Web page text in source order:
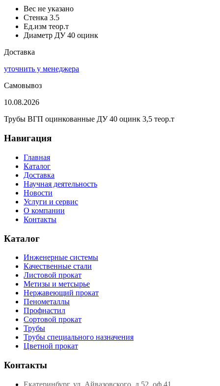
Вес не указано
Стенка 3.5
Ед.изм теор.т
Диаметр ДУ 40 оцинк
Доставка
уточнить у менеджера
Самовывоз
10.08.2026
Трубы ВГП оцинкованные ДУ 40 оцинк 3,5 теор.т
Навигация
Главная
Каталог
Доставка
Научная деятельность
Новости
Услуги и сервис
О компании
Контакты
Каталог
Инженерные системы
Качественные стали
Листовой прокат
Метизы и метсырье
Нержавеющий прокат
Пенометаллы
Профнастил
Сортовой прокат
Трубы
Трубы специального назначения
Цветной прокат
Контакты
Екатеринбург, ул. Айвазовского, д.52, оф.41